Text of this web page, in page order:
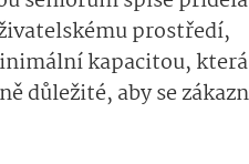
prostředí,
kapacitou,
důležité, aby se